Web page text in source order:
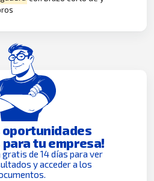
oportunidades
tu empresa!
de 14 días para ver
y acceder a los